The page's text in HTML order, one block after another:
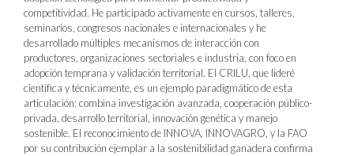
competitividad. He participado activamente en cursos, talleres,
seminarios, congresos nacionales e internacionales y he
desarrollado múltiples mecanismos de interacción con
productores, organizaciones sectoriales e industria, con foco en
adopción temprana y validación territorial. El CRILU, que lideré
científica y técnicamente, es un ejemplo paradigmático de esta
articulación: combina investigación avanzada, cooperación público-
privada, desarrollo territorial, innovación genética y manejo
sostenible. El reconocimiento de INNOVA, INNOVAGRO, y la FAO
por su contribución ejemplar a la sostenibilidad ganadera confirma